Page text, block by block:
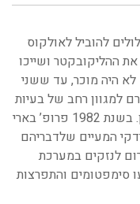
להוביל לאולקוס
ההליקובקטר ושייכו
לא היה מוכר, עד ששני
למגוון רחב של בעיות
במערכת העיכול ואף עלול להוביל לסרטן. בשנת 1982 פרופ’ בארי
המעיים שלדבריהם
לנזקים במערכת
סימפטומים והתפרצות